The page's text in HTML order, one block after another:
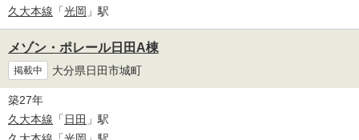
久大本線 「光岡 」駅
メゾン・ポレール日田A棟
掲載中 大分県日田市城町
築27年
久大本線 「 日田 」駅